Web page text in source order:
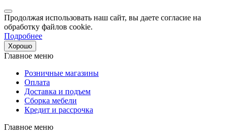
Продолжая использовать наш сайт, вы даете согласие на
обработку файлов cookie.
Подробнее
Хорошо
Главное меню
Розничные магазины
Оплата
Доставка и подъем
Сборка мебели
Кредит и рассрочка
Главное меню